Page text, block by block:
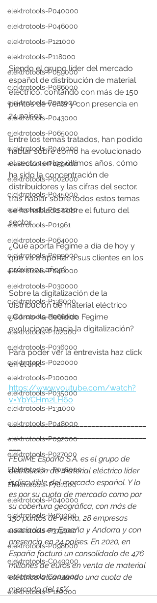
elektrotools-P040000
elektrotools-P046000
elektrotools-P121000
elektrotools-P118000
elektrotools-P059000
elektrotools-P086000
elektrotools-P033000
elektrotools-P043000
elektrotools-P065000
elektrotools-P040000
elektrotools-P059000
elektrotools-P002000
elektrotools-P045000
elektrotools-P052000
elektrotools-P01961
elektrotools-P064000
elektrotools-P099000
elektrotools-P046000
elektrotools-P030000
elektrotools-P138000
elektrotools-P066000
elektrotools-P102000
elektrotools-P036000
elektrotools-P020000
elektrotools-P100000
elektrotools-P035000
elektrotools-P131000
elektrotools-P048000
elektrotools-P092000
elektrotools-P027000
Elektrotools - P038000
Elektrotools-P761000
elektrotools-P040000
elektrotools-P463000
elektrotools-P375000
elektrotools-P098000
elektrotools-C049000
elektrotools-C004000
elektrotools-P120000
Siendo el grupo líder del mercado
español de distribución de material
eléctrico, contando con más de 150
puntos de venta y con presencia en
24 países.
Entre los temas tratados, han podido
hablar sobre cómo ha evolucionado
el sector en los últimos años, cómo
ha sido la concentración de
distribuidores y las cifras del sector.
tras hablar sobre todos estos temas
se ha hablado sobre el futuro del
sector.
¿Qué aporta Fegime a día de hoy y
que va a aportar a sus clientes en los
próximos años?
Sobre la digitalización de la
distribución de material eléctrico
¿Cómo ha decidido Fegime
evolucionar hacia la digitalización?
Para poder ver la entrevista haz click
en el link!
https://www.youtube.com/watch?
v=YbYCHm2LH6o
___________________________________
___________________________________
FEGIME España S.A. es el grupo de
distribución de material eléctrico líder
indiscutible del mercado español. Y lo
es por su cuota de mercado como por
su cobertura geográfica, con más de
150 puntos de venta, 28 empresas
asociadas en España y Andorra y con
presencia en 24 países. En 2020, en
España facturó un consolidado de 476
millones de euros en venta de material
eléctrico, alcanzando una cuota de
mercado del 15%